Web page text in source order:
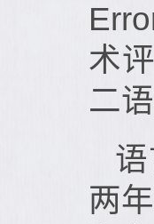
术
二
两